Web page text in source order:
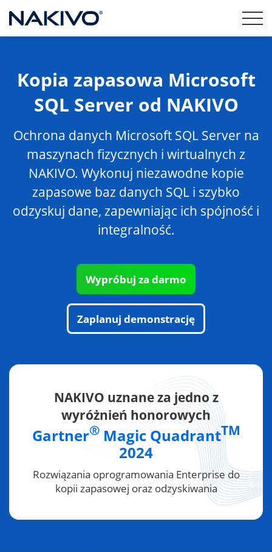
Kopia zapasowa Microsoft
SQL Server od NAKIVO
Ochrona danych Microsoft SQL Server na
maszynach fizycznych i wirtualnych z
NAKIVO. Wykonuj niezawodne kopie
zapasowe baz danych SQL i szybko
odzyskuj dane, zapewniając ich spójność i
integralność.
Wypróbuj za darmo
Zaplanuj demonstrację
NAKIVO uznane za jedno z
wyróżnień honorowych
Gartner®Magic QuadrantTM
2024
Rozwiązania oprogramowania Enterprise do
kopii zapasowej oraz odzyskiwania